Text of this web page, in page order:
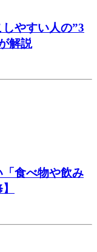
しやすい人の”3
解説
「食べ物や飲み